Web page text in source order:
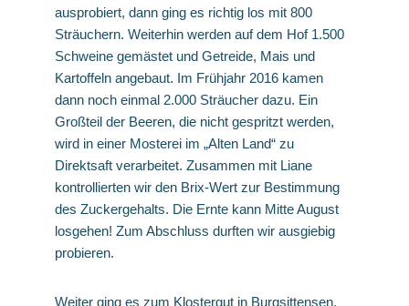
ausprobiert, dann ging es richtig los mit 800
Sträuchern. Weiterhin werden auf dem Hof 1.500
Schweine gemästet und Getreide, Mais und
Kartoffeln angebaut. Im Frühjahr 2016 kamen
dann noch einmal 2.000 Sträucher dazu. Ein
Großteil der Beeren, die nicht gespritzt werden,
wird in einer Mosterei im „Alten Land“ zu
Direktsaft verarbeitet. Zusammen mit Liane
kontrollierten wir den Brix-Wert zur Bestimmung
des Zuckergehalts. Die Ernte kann Mitte August
losgehen! Zum Abschluss durften wir ausgiebig
probieren.
Weiter ging es zum Klostergut in Burgsittensen.